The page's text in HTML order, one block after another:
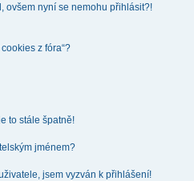
ovšem nyní se nemohu přihlásit?!
z fóra“?
to stále špatně!
jménem?
jsem vyzván k přihlášení!